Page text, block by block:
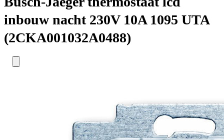
inbouw nacht 230V 10A 1095 UTA
(2CKA001032A0488)